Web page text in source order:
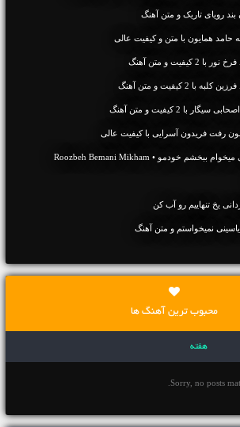
بند رویای تاریک و متن آهنگ
حامد همایون با متن و کیفیت عالی
و متن آهنگ
2 کیفیت و متن آهنگ
با 2 کیفیت و متن آهنگ
رفت فریدون آسرایی با کیفیت عالی
دانلود آهنگ روزبه بمانی میخوام ببخشم خودمو • Roozbeh Bemani Mikham
یخ تنهاییم رو آب کن
نمیخواستم و متن آهنگ
محبوب ترین آهنگ ها
هفته
Sorry, no posts